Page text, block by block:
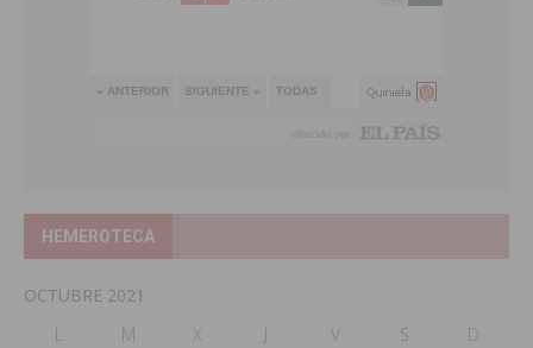
HEMEROTECA
OCTUBRE 2021
L
M X J V S
D